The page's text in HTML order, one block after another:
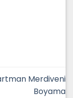
Merdiveni
Boyama